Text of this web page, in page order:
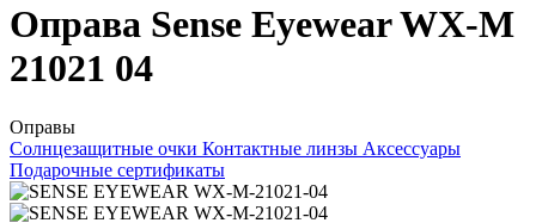
Оправа Sense Eyewear WX-M
21021 04
Оправы
Солнцезащитные очки Контактные линзы Аксессуары
Подарочные сертификаты